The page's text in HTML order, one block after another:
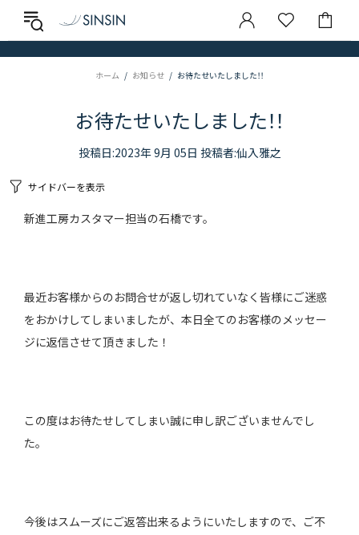
ホーム お知らせ お待たせいたしました！！
お待た​せいたしました！！
投稿日:2023年 9月 05日 投稿者:仙入雅之
サイドバーを表示
新進工房カスタマー担当の石橋です。
最近お客様からのお問合せが返し切れていなく皆様にご迷惑
をおかけしてしまいましたが、本日全てのお客様のメッセー
ジに返信させて頂きました！
この度はお待たせしてしまい誠に申し訳ございませんでし
た。
今後はスムーズにご返答出来るようにいたしますので、ご不